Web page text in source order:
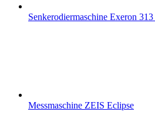
Senkerodiermaschine Exeron
Messmaschine ZEIS Eclipse